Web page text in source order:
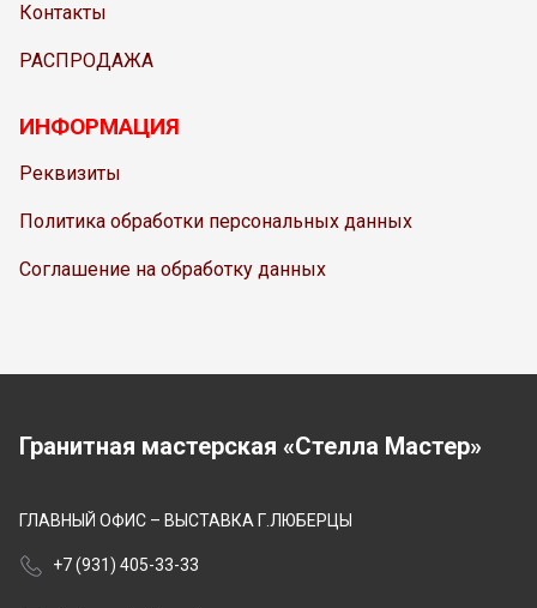
Контакты
РАСПРОДАЖА
ИНФОРМАЦИЯ
Реквизиты
Политика обработки персональных данных
Соглашение на обработку данных
Гранитная мастерская «Стелла Мастер»
ГЛАВНЫЙ ОФИС – ВЫСТАВКА Г.ЛЮБЕРЦЫ
+7 (931) 405-33-33